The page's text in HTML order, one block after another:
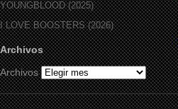
YOUNGBLOOD (2025)
I LOVE BOOSTERS (2026)
Archivos
Archivos